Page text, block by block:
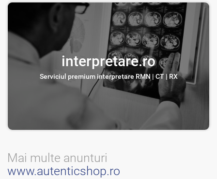
interpretare.ro
Serviciul premium interpretare RMN | CT | RX
Mai multe anunturi
www.autenticshop.ro